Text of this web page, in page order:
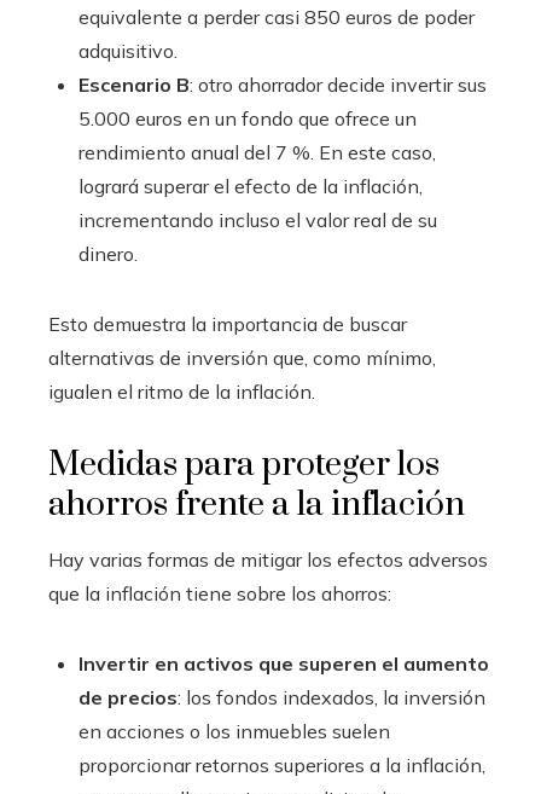
equivalente a perder casi 850 euros de poder
adquisitivo.
Escenario B: otro ahorrador decide invertir sus
5.000 euros en un fondo que ofrece un
rendimiento anual del 7 %. En este caso,
logrará superar el efecto de la inflación,
incrementando incluso el valor real de su
dinero.
Esto demuestra la importancia de buscar
alternativas de inversión que, como mínimo,
igualen el ritmo de la inflación.
Medidas para proteger los
ahorros frente a la inflación
Hay varias formas de mitigar los efectos adversos
que la inflación tiene sobre los ahorros:
Invertir en activos que superen el aumento
de precios: los fondos indexados, la inversión
en acciones o los inmuebles suelen
proporcionar retornos superiores a la inflación,